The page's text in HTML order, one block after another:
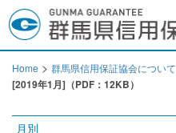
Home > 群馬県信用保証協会について
[2019年1月]（PDF：12KB）
月別